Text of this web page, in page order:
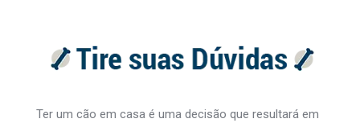
Ter um cão em casa é uma decisão que resultará em